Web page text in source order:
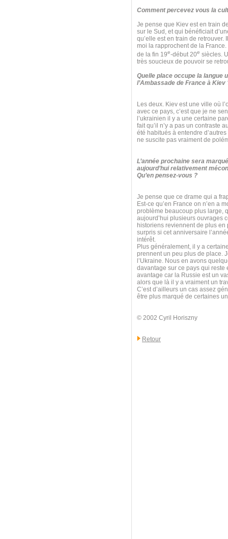
Comment percevez vous la
Je pense que Kiev est en train
sur le Sud, et qui bénéficiait
qu’elle est en train de
moi la rapprochent de la
de la fin 19e-début 20e siècles.
très soucieux de pouvoir se
Quelle place occupe la langue
l’Ambassade de France à Kiev
Les deux. Kiev est une ville où
avec ce pays, c’est que je ne
l’ukrainien il y a une certaine
fait qu’il n’y a pas un contraste
été habitués à entendre
ne suscite pas vraiment de
L’année prochaine sera
aujourd’hui relativement
Qu’en pensez-vous ?
Je pense que ce drame qui a
Est-ce qu’en France on n’en a
problème beaucoup plus large,
aujourd’hui plusieurs ouvrages
historiens reviennent de plus
surpris si cet anniversaire
intérêt.
Plus généralement, il y a
prennent un peu plus de place.
l’Ukraine. Nous en avons
davantage sur ce pays qui reste
avantage car la Russie est un
alors que là il y a vraiment un
C’est d’ailleurs un cas assez
être plus marqué de certaines
© 2002 Cyril Horiszny
Retour